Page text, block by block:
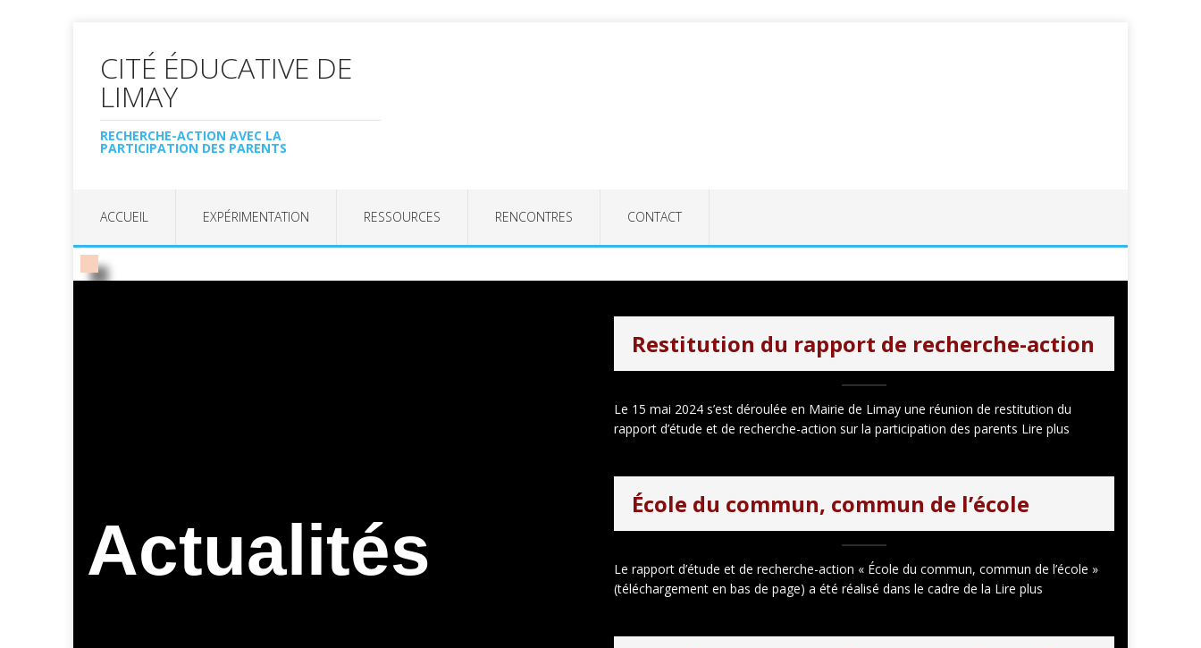
CITÉ ÉDUCATIVE DE
LIMAY
RECHERCHE-ACTION AVEC LA
PARTICIPATION DES PARENTS
ACCUEIL EXPÉRIMENTATION RESSOURCES RENCONTRES CONTACT
Actualités
Restitution du rapport de recherche-action
Le 15 mai 2024 s’est déroulée en Mairie de Limay une réunion de restitution du
rapport d’étude et de recherche-action sur la participation des parents Lire plus
École du commun, commun de l’école
Le rapport d’étude et de recherche-action « École du commun, commun de l’école »
(téléchargement en bas de page) a été réalisé dans le cadre de la Lire plus